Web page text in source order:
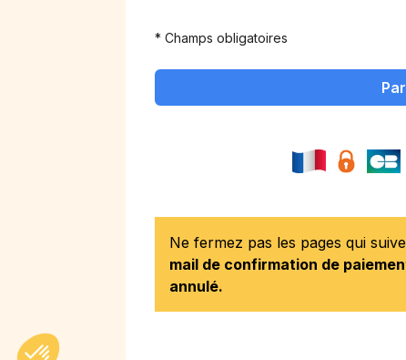
* Champs obligatoires
Ne fermez pas les pages qui
mail de confirmation de
annulé.